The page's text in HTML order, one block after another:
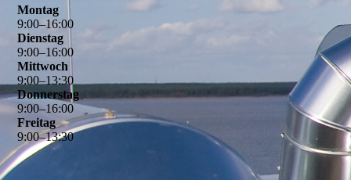
Montag
9:00–16:00
Dienstag
9:00–16:00
Mittwoch
9:00–13:30
Donnerstag
9:00–16:00
Freitag
9:00–13:30